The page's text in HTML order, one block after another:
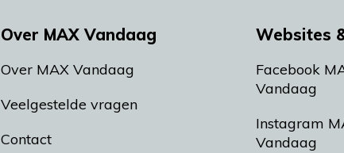
Over MAX Vandaag
Over MAX Vandaag
Veelgestelde vragen
Contact
Websites
Facebook
Vandaag
Instagram
Vandaag